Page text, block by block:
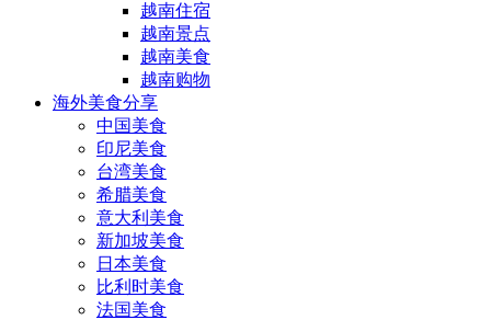
越南住宿
越南景点
越南美食
越南购物
海外美食分享
中国美食
印尼美食
台湾美食
希腊美食
意大利美食
新加坡美食
日本美食
比利时美食
法国美食